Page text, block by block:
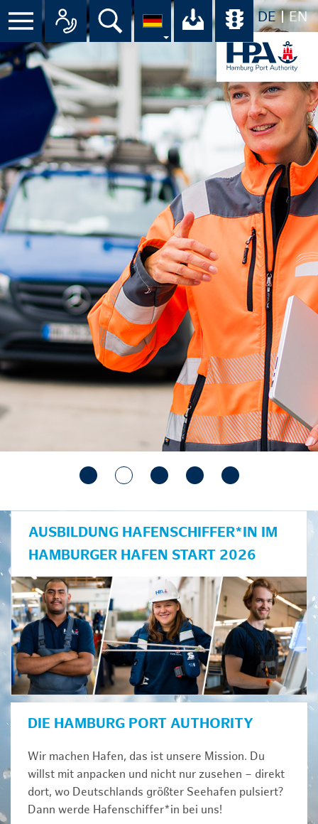
DE EN
Suche Ihr Download-
AUSBILDUNG HAFENSCHIFFER*IN IM
HAMBURGER HAFEN START 2026
DIE HAMBURG PORT AUTHORITY
Wir machen Hafen, das ist unsere Mission. Du
willst mit anpacken und nicht nur zusehen – direkt
dort, wo Deutschlands größter Seehafen pulsiert?
Dann werde Hafenschiffer*in bei uns!